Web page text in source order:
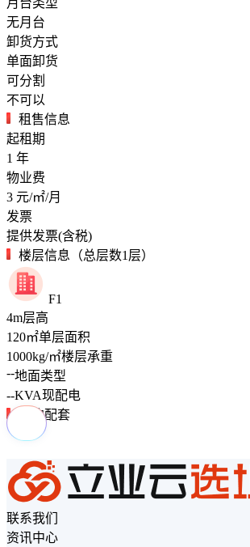
无月台
卸货方式
单面卸货
可分割
不可以
租售信息
起租期
1 年
物业费
3 元/㎡/月
发票
提供发票(含税)
楼层信息（总层数1层）
F1
4m层高
120㎡单层面积
1000kg/㎡楼层承重
--地面类型
--KVA现配电
周边配套
联系我们
资讯中心